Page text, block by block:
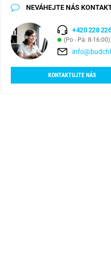
NEVÁHEJTE NÁS
+420 228
(Po - Pá: 8-16:00)
KONTAKTUJTE NÁS